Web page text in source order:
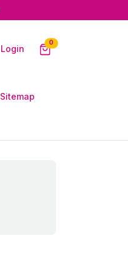
Login
0
Sitemap